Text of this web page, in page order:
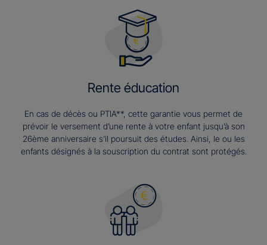
Rente éducation
En cas de décès ou PTIA**, cette garantie vous permet de
prévoir le versement d’une rente à votre enfant jusqu’à son
26ème anniversaire s’il poursuit des études. Ainsi, le ou les
enfants désignés à la souscription du contrat sont protégés.